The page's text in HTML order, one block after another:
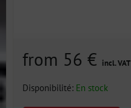
from 56 € incl. VAT
Disponibilité: En stock